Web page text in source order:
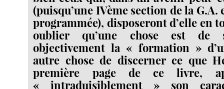
(puisqu’une IVème section de la G.A.
programmée), disposeront d’elle en
oublier qu’une chose est de
objectivement la « formation »
autre chose de discerner ce que
première page de ce livre,
« intraduisiblement » son